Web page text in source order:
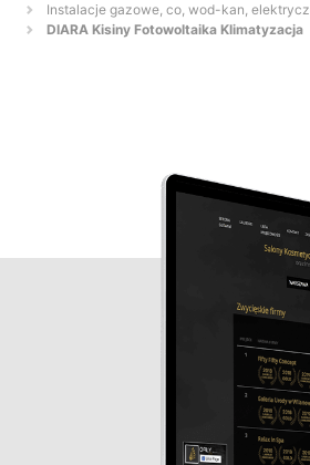
Instalacje gazowe, co, wod-kan,
DIARA Kisiny Fotowoltaika Klimatyzacja